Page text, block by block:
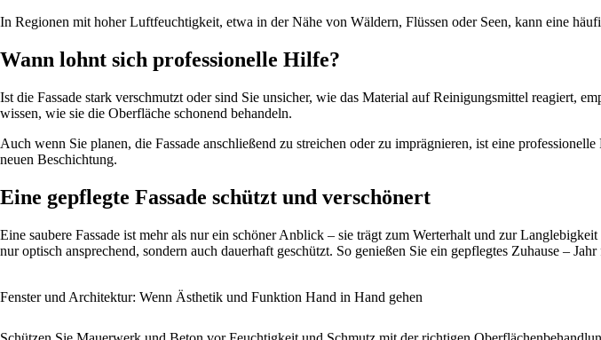
In Regionen mit hoher Luftfeuchtigkeit, etwa in der Nähe von Wäldern, Flüssen oder Seen, kann eine
Wann lohnt sich professionelle Hilfe?
Ist die Fassade stark verschmutzt oder sind Sie unsicher, wie das Material auf Reinigungsmittel reagiert,
wissen, wie sie die Oberfläche schonend behandeln.
Auch wenn Sie planen, die Fassade anschließend zu streichen oder zu imprägnieren, ist eine
neuen Beschichtung.
Eine gepflegte Fassade schützt und verschönert
Eine saubere Fassade ist mehr als nur ein schöner Anblick – sie trägt zum Werterhalt und zur
nur optisch ansprechend, sondern auch dauerhaft geschützt. So genießen Sie ein gepflegtes Zuhause – Jahr
Fenster und Architektur: Wenn Ästhetik und Funktion Hand in Hand gehen